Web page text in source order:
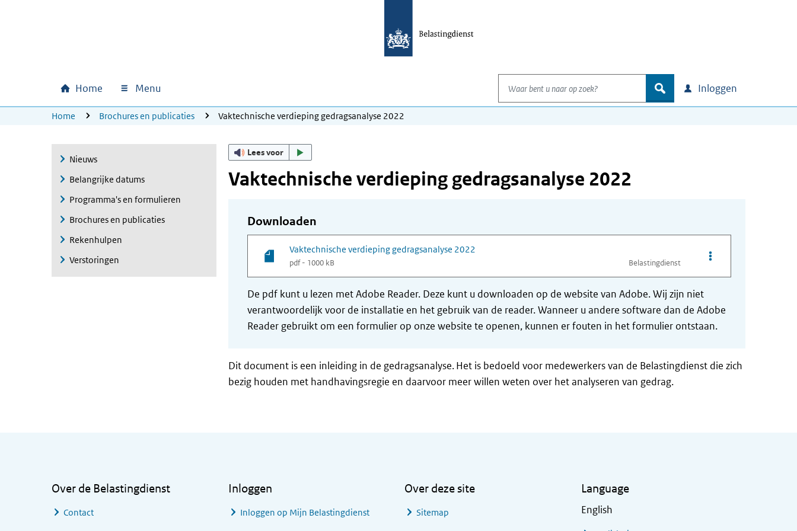
Hoofdnavigatie
Home Menu
Waar bent u naar op zoek?
zoek Inloggen
U bevindt zich hier:
Home Brochures en publicaties Vaktechnische verdieping gedragsanalyse 2022
Nieuws
Belangrijke datums
Programma's en formulieren
Brochures en publicaties
Rekenhulpen
Verstoringen
Lees voor
Vaktechnische verdieping gedragsanalyse 2022
Downloaden
Vaktechnische verdieping gedragsanalyse 2022
pdf - 1000 kB Belastingdienst
Opties van bestand
De pdf kunt u lezen met Adobe Reader. Deze kunt u downloaden op de website van Adobe. Wij zijn niet
verantwoordelijk voor de installatie en het gebruik van de reader. Wanneer u andere software dan de Adobe
Reader gebruikt om een formulier op onze website te openen, kunnen er fouten in het formulier ontstaan.
Dit document is een inleiding in de gedragsanalyse. Het is bedoeld voor medewerkers van de Belastingdienst die zich
bezig houden met handhavingsregie en daarvoor meer willen weten over het analyseren van gedrag.
Over de Belastingdienst
Contact
Inloggen
Inloggen op Mijn Belastingdienst
Over deze site
Sitemap
Language
English